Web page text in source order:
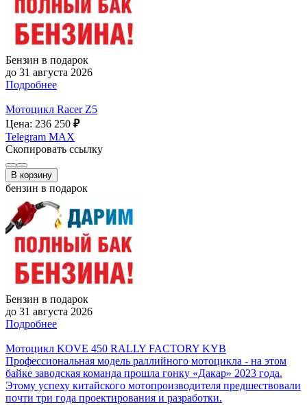
Бензин в подарок
до 31 августа 2026
Подробнее
Мотоцикл Racer Z5
Цена: 236 250 ₽
Telegram MAX
Скопировать ссылку
В корзину
бензин в подарок
Бензин в подарок
до 31 августа 2026
Подробнее
Мотоцикл KOVE 450 RALLY FACTORY KYB
Профессиональная модель раллийного мотоцикла - на этом
байке заводская команда прошла гонку «Дакар» 2023 года.
Этому успеху китайского мотопроизводителя предшествовали
почти три года проектирования и разработки.